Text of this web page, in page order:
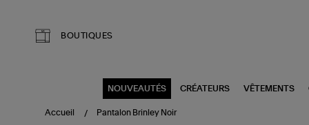
BOUTIQUES
NOUVEAUTÉS CRÉATEURS VÊTEMENTS
Accueil Pantalon Brinley Noir